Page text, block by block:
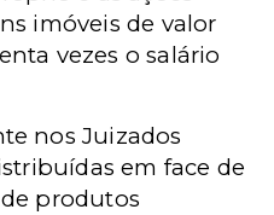
imóveis de valor
vezes o salário
nos Juizados
em face de
produtos